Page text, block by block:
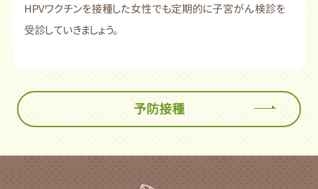
HPVワクチンを接種した女性でも定期的に子宮がん検診を
受診していきましょう。
予防接種